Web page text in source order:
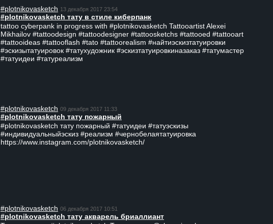
#plotnikovasketch 13 декабря 2017 23:54
#plotnikovasketch тату в стиле киберпанк
tattoo cyberpank in progress with #plotnikovasketch Tattooartist Alexei
Mikhailov #tattoodesign #tattoodesigner #tattoosketchs #tattooed #tattooart
#tattooideas #tattooflash #tato #tattoorealism #найтиэскизтатуировки
#эскизытатуировок #татухудожник #эскизтатуировкиназаказ #татумастер
#татуидеи #татуреализм
#plotnikovasketch 09 декабря 2017 11:33
#plotnikovasketch тату пожарный
#plotnikovasketch тату пожарный #татуидеи #татуэскизы
#индивидуальныйэскиз #реализм #чернобелаятатуировка
https://www.instagram.com/plotnikovasketch/
#plotnikovasketch 06 декабря 2017 10:51
#plotnikovasketch тату акварель бриаллиант